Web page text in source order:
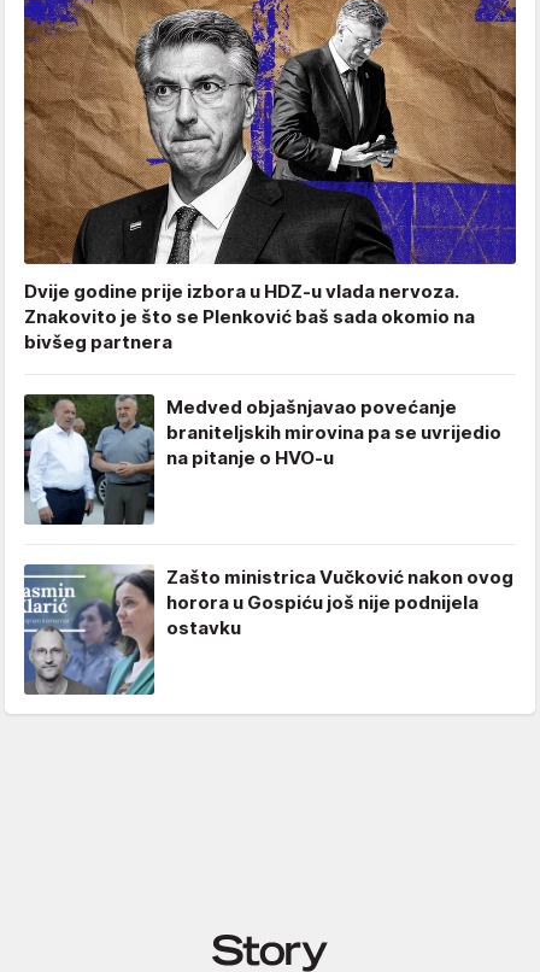
Dvije godine prije izbora u HDZ-u vlada nervoza.
Znakovito je što se Plenković baš sada okomio na
bivšeg partnera
Medved objašnjavao povećanje
braniteljskih mirovina pa se uvrijedio
na pitanje o HVO-u
Zašto ministrica Vučković nakon ovog
horora u Gospiću još nije podnijela
ostavku